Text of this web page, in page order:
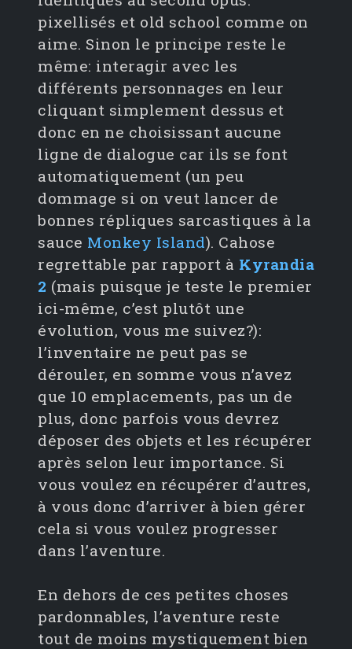
pixellisés et old school comme on
aime. Sinon le principe reste le
même: interagir avec les
différents personnages en leur
cliquant simplement dessus et
donc en ne choisissant aucune
ligne de dialogue car ils se font
automatiquement (un peu
dommage si on veut lancer de
bonnes répliques sarcastiques à la
sauce Monkey Island). Cahose
regrettable par rapport à Kyrandia
2 (mais puisque je teste le premier
ici-même, c’est plutôt une
évolution, vous me suivez?):
l’inventaire ne peut pas se
dérouler, en somme vous n’avez
que 10 emplacements, pas un de
plus, donc parfois vous devrez
déposer des objets et les récupérer
après selon leur importance. Si
vous voulez en récupérer d’autres,
à vous donc d’arriver à bien gérer
cela si vous voulez progresser
dans l’aventure.
En dehors de ces petites choses
pardonnables, l’aventure reste
tout de moins mystiquement bien